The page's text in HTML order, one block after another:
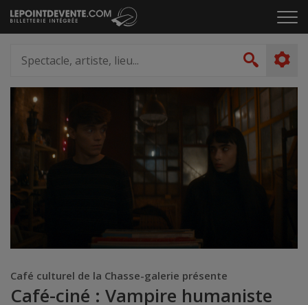
Passer
au
le
artiste,
lieu...
Café culturel de la Chasse-galerie présente
Café-ciné : Vampire humaniste